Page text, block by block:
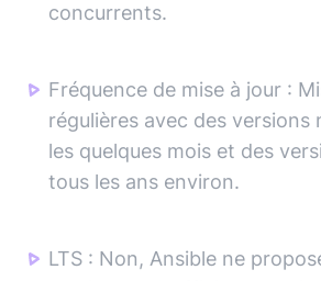
concurrents.
Fréquence de mise à jour :
régulières avec des versions
les quelques mois et des
tous les ans environ.
LTS : Non, Ansible ne